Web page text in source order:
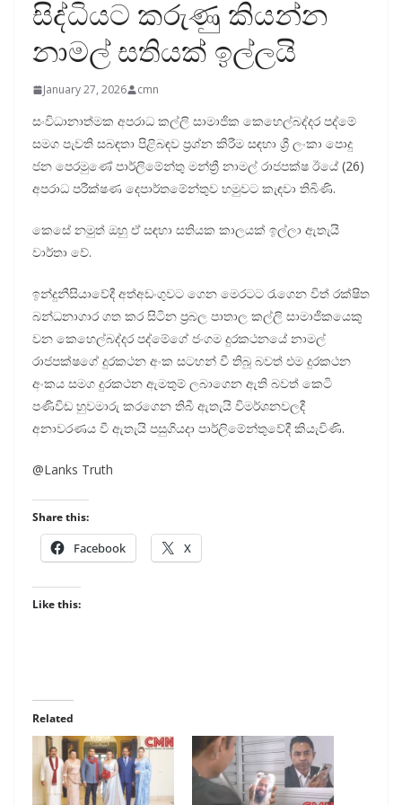
සිද්ධියට කරුණු කියන්න
නාමල් සතියක් ඉල්ලයි
January 27, 2026 cmn
සංවිධානාත්මක අපරාධ කල්ලි සාමාජික කෙහෙල්බද්දර පද්මේ
සමග පැවති සබඳතා පිළිබඳව ප්‍රශ්න කිරීම සඳහා ශ්‍රී ලංකා පොදු
ජන පෙරමුණේ පාර්ලිමේන්තු මන්ත්‍රී නාමල් රාජපක්ෂ ඊයේ (26)
අපරාධ පරීක්ෂණ දෙපාර්තමේන්තුව හමුවට කැඳවා තිබිණි.
කෙසේ නමුත් ඔහු ඒ සඳහා සතියක කාලයක් ඉල්ලා ඇතැයි
වාර්තා වේ.
ඉන්දුනීසියාවේදී අත්අඩංගුවට ගෙන මෙරටට රැගෙන විත් රක්ෂිත
බන්ධනාගාර ගත කර සිටින ප්‍රබල පාතාල කල්ලි සාමාජිකයෙකු
වන කෙහෙල්බද්දර පද්මේගේ ජංගම දුරකථනයේ නාමල්
රාජපක්ෂගේ දුරකථන අංක සටහන් වී තිබූ බවත් එම දුරකථන
අංකය සමග දුරකථන ඇමතුම් ලබාගෙන ඇති බවත් කෙටි
පණිවිඩ හුවමාරු කරගෙන තිබී ඇතැයි විමර්ශනවලදී
අනාවරණය වී ඇතැයි පසුගියදා පාර්ලිමේන්තුවේදී කියැවිණි.
@Lanks Truth
Share this:
Facebook X
Like this:
Related